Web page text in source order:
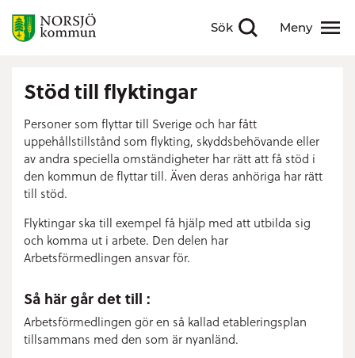
Sök
Visa sökfält Meny
Visa meny
Stöd till flyktingar
Personer som flyttar till Sverige och har fått
uppehållstillstånd som flykting, skyddsbehövande eller
av andra speciella omständigheter har rätt att få stöd i
den kommun de flyttar till. Även deras anhöriga har rätt
till stöd.
Flyktingar ska till exempel få hjälp med att utbilda sig
och komma ut i arbete. Den delen har
Arbetsförmedlingen ansvar för.
Så här går det till :
Arbetsförmedlingen gör en så kallad etableringsplan
tillsammans med den som är nyanländ.